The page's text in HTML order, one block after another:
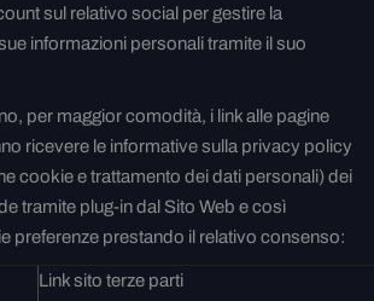
sul relativo social per gestire la
informazioni personali tramite il suo
per maggior comodità, i link alle pagine
ricevere le informative sulla privacy policy
cookie e trattamento dei dati personali) dei
tramite plug-in dal Sito Web e così
preferenze prestando il relativo consenso:
Link sito terze parti